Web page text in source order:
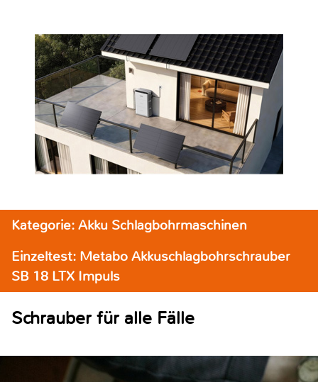
Kategorie: Akku Schlagbohrmaschinen
Einzeltest: Metabo Akkuschlagbohrschrauber
SB 18 LTX Impuls
Schrauber für alle Fälle